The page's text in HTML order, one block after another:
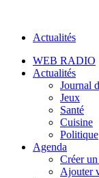
Actualités
WEB RADIO
Actualités
Journal
Jeux
Santé
Cuisine
Politique
Agenda
Créer
Ajouter